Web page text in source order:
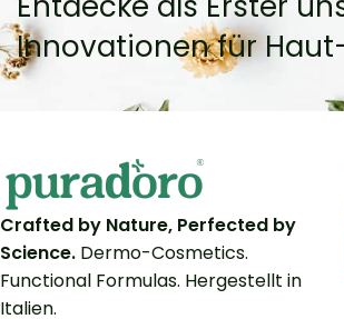
Innovationen für
Crafted by Nature, Perfected by
Science. Dermo-Cosmetics.
Functional Formulas. Hergestellt in
Italien.